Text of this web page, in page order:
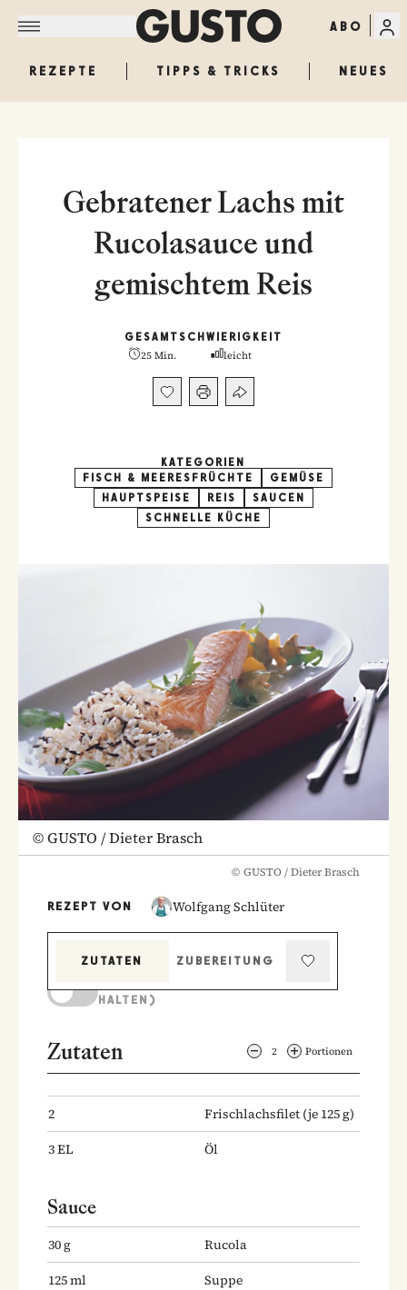
ABO
REZEPTE TIPPS & TRICKS NEUES
Gebratener Lachs mit
Rucolasauce und
gemischtem Reis
GESAMT
25 Min.
SCHWIERIGKEIT
leicht
KATEGORIEN
FISCH & MEERESFRÜCHTE
GEMÜSE
HAUPTSPEISE
REIS
SAUCEN
SCHNELLE KÜCHE
©GUSTO / Dieter Brasch
© GUSTO / Dieter Brasch
REZEPT VON Wolfgang Schlüter
ZUTATEN
ZUBEREITUNG
HALTEN)
Zutaten 2 Portionen
2 Frischlachsfilet (je 125 g)
3EL Öl
Sauce
30g
Rucola
125ml
Suppe